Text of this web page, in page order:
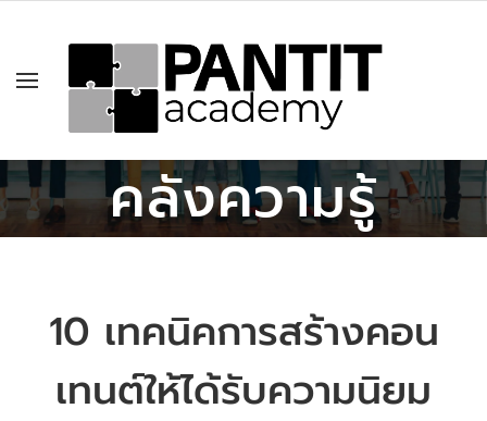
คลังความรู้
10 เทคนิคการสร้างคอน
เทนต์ให้ได้รับความนิยม